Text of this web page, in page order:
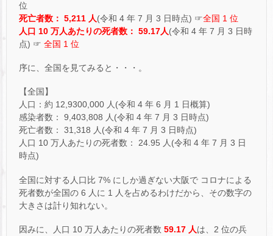
位
死亡者数： 5,211 人(令和 4 年 7 月 3 日時点) ☞全国 1 位
人口 10 万人あたりの死者数： 59.17人(令和 4 年 7 月 3 日時
点) ☞ 全国 1 位
序に、全国を見てみると・・・。
【全国】
人口：約 12,9300,000 人(令和 4 年 6 月 1 日概算)
感染者数： 9,403,808 人(令和 4 年 7 月 3 日時点)
死亡者数： 31,318 人(令和 4 年 7 月 3 日時点)
人口 10 万人あたりの死者数： 24.95 人(令和 4 年 7 月 3 日
時点)
全国に対する人口比 7% にしか過ぎない大阪で コロナによる
死者数が全国の 6 人に 1 人を占めるわけだから、その数字の
大きさは計り知れない。
因みに、人口 10 万人あたりの死者数 59.17 人は、2 位の兵